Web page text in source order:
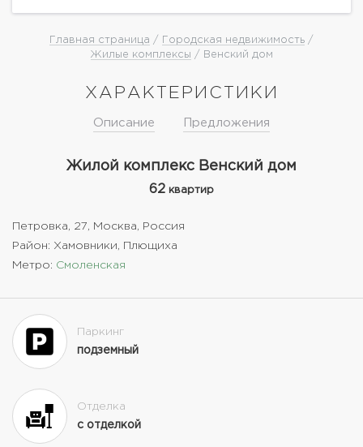
Главная страница / Городская недвижимость /
Жилые комплексы / Венский дом
ХАРАКТЕРИСТИКИ
Описание Предложения
Жилой комплекс Венский дом
62 квартир
Петровка, 27, Москва, Россия
Район: Хамовники, Плющиха
Метро: Смоленская
Паркинг
подземный
Отделка
с отделкой